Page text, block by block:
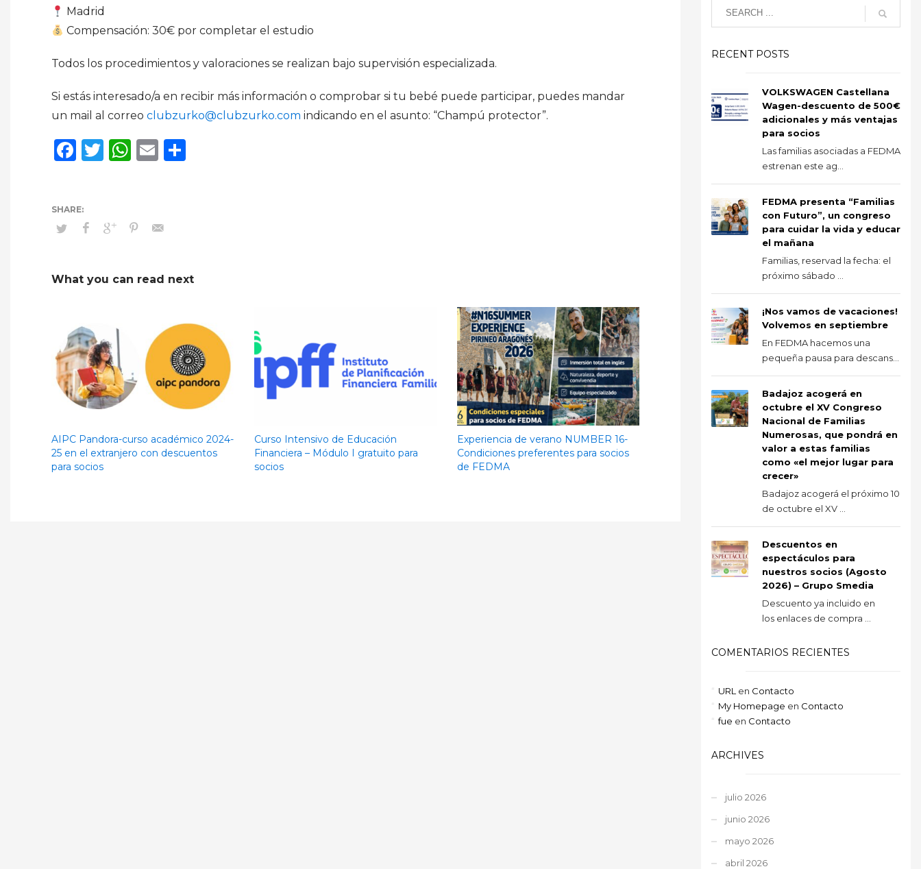
Madrid
Compensación: 30€ por completar el estudio
Todos los procedimientos y valoraciones se realizan bajo supervisión especializada.
Si estás interesado/a en recibir más información o comprobar si tu bebé puede participar, puedes mandar
un mail al correo clubzurko@clubzurko.com indicando en el asunto: “Champú protector”.
Facebook
Twitter
WhatsApp
Email
What you can read next
AIPC Pandora-curso académico 2024-
25 en el extranjero con descuentos
para socios
Curso Intensivo de Educación
Financiera – Módulo I gratuito para
socios
Experiencia de verano NUMBER 16-
Condiciones preferentes para socios
de FEDMA
RECENT POSTS
VOLKSWAGEN Castellana
Wagen-descuento de 500€
adicionales y más ventajas
para socios
Las familias asociadas a FEDMA
estrenan este ag...
FEDMA presenta “Familias
con Futuro”, un congreso
para cuidar la vida y educar
el mañana
Familias, reservad la fecha: el
próximo sábado ...
¡Nos vamos de vacaciones!
Volvemos en septiembre
En FEDMA hacemos una
pequeña pausa para descans...
Badajoz acogerá en
octubre el XV Congreso
Nacional de Familias
Numerosas, que pondrá en
valor a estas familias
como «el mejor lugar para
crecer»
Badajoz acogerá el próximo 10
de octubre el XV ...
Descuentos en
espectáculos para
nuestros socios (Agosto
2026) – Grupo Smedia
Descuento ya incluido en
los enlaces de compra ...
COMENTARIOS RECIENTES
URL en Contacto
My Homepage en Contacto
fue en Contacto
ARCHIVES
julio 2026
junio 2026
mayo 2026
abril 2026